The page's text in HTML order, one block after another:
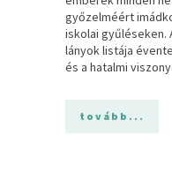
győzelméért
iskolai gyűléseken.
lányok listája
és a hatalmi
tovább...